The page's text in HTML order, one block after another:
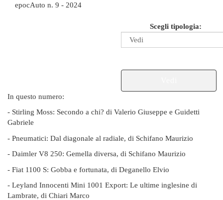
epocAuto n. 9 - 2024
Scegli tipologia:
In questo numero:
- Stirling Moss: Secondo a chi? di Valerio Giuseppe e Guidetti
Gabriele
- Pneumatici: Dal diagonale al radiale, di Schifano Maurizio
- Daimler V8 250: Gemella diversa, di Schifano Maurizio
- Fiat 1100 S: Gobba e fortunata, di Deganello Elvio
- Leyland Innocenti Mini 1001 Export: Le ultime inglesine di
Lambrate, di Chiari Marco